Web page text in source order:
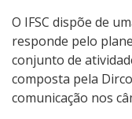
O IFSC dispõe de
responde pelo
conjunto de
composta pela
comunicação nos